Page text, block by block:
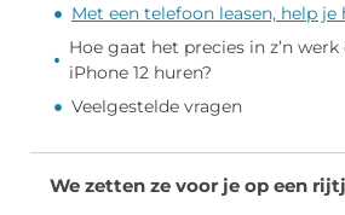
Met een telefoon leasen, help
Hoe gaat het precies in z’n
iPhone 12 huren?
Veelgestelde vragen
We zetten ze voor je op een